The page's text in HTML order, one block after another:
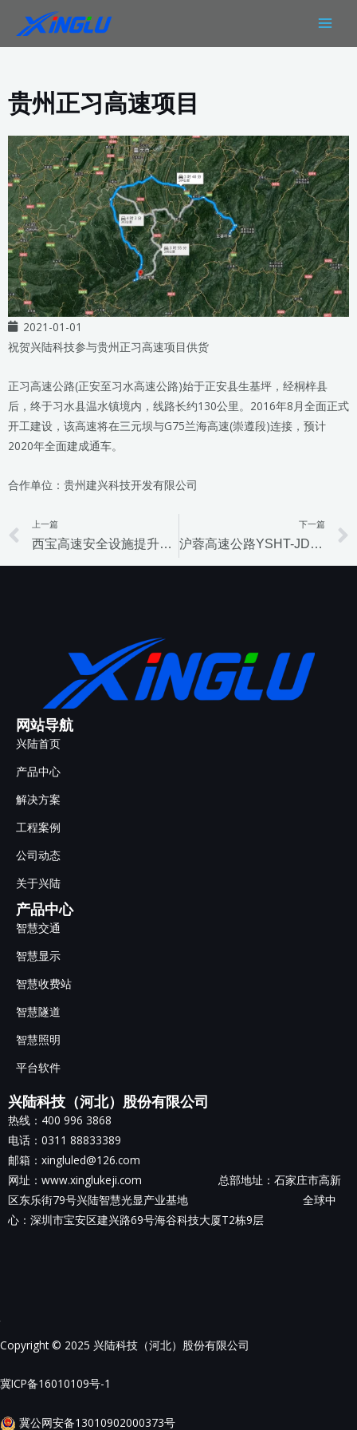
内
贵州正习高速项目
2021-01-01
祝贺兴陆科技参与贵州正习高速项目供货
正习高速公路(正安至习水高速公路)始于正安县生基坪，经桐梓县
后，终于习水县温水镇境内，线路长约130公里。2016年8月全面正式
开工建设，该高速将在三元坝与G75兰海高速(崇遵段)连接，预计
2020年全面建成通车。
合作单位：贵州建兴科技开发有限公司
Prev
上一篇
西宝高速安全设施提升工程
下一篇
沪蓉高速公路YSHT-JDSG2项目
网站导航
兴陆首页
产品中心
解决方案
工程案例
公司动态
关于兴陆
产品中心
智慧交通
智慧显示
智慧收费站
智慧隧道
智慧照明
平台软件
兴陆科技（河北）股份有限公司
热线：400 996 3868
电话：0311 88833389
邮箱：xingluled@126.com
网址：www.xinglukeji.com 总部地址： 石家庄市高新
区东乐街79号兴陆智慧光显产业基地 全球中
心：深圳市宝安区建兴路69号海谷科技大厦T2栋9层
Copyright © 2025 兴陆科技（河北）股份有限公司
冀ICP备16010109号-1
冀公网安备13010902000373号